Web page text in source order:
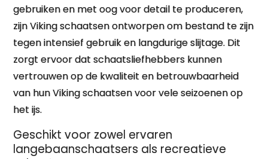
gebruiken en met oog voor detail te produceren,
zijn Viking schaatsen ontworpen om bestand te zijn
tegen intensief gebruik en langdurige slijtage. Dit
zorgt ervoor dat schaatsliefhebbers kunnen
vertrouwen op de kwaliteit en betrouwbaarheid
van hun Viking schaatsen voor vele seizoenen op
het ijs.
Geschikt voor zowel ervaren
langebaanschaatsers als recreatieve